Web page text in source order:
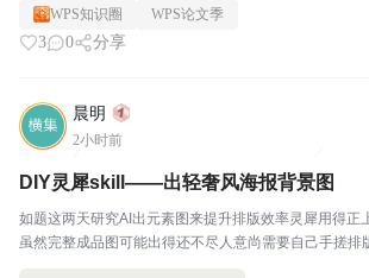
WPS知识圈 WPS论文季
3 0 分享
晨明
2小时前
DIY灵犀skill——出轻奢风海报背景图
如题这两天研究AI出元素图来提升排版效率灵犀用得正
虽然完整成品图可能出得还不尽人意尚需要自己手搓排